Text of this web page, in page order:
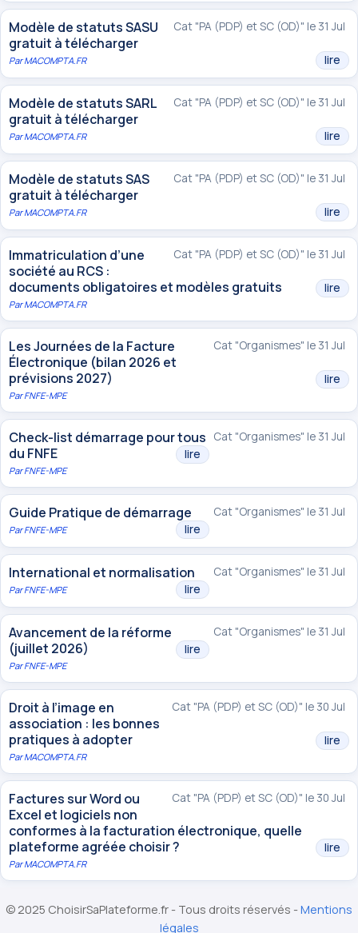
Cat "PA (PDP) et SC (OD)" le 31 Jul
Modèle de statuts SASU
gratuit à télécharger
lire
ParMACOMPTA.FR
Cat "PA (PDP) et SC (OD)" le 31 Jul
Modèle de statuts SARL
gratuit à télécharger
lire
ParMACOMPTA.FR
Cat "PA (PDP) et SC (OD)" le 31 Jul
Modèle de statuts SAS
gratuit à télécharger
lire
ParMACOMPTA.FR
Cat "PA (PDP) et SC (OD)" le 31 Jul
Immatriculation d’une
société au RCS :
documents obligatoires et modèles gratuits
lire
ParMACOMPTA.FR
Cat "Organismes" le 31 Jul
Les Journées de la Facture
Électronique (bilan 2026 et
prévisions 2027)
lire
ParFNFE-MPE
Cat "Organismes" le 31 Jul
Check-list démarrage pour tous
du FNFE
lire
ParFNFE-MPE
Cat "Organismes" le 31 Jul
Guide Pratique de démarrage
lire
ParFNFE-MPE
Cat "Organismes" le 31 Jul
International et normalisation
lire
ParFNFE-MPE
Cat "Organismes" le 31 Jul
Avancement de la réforme
(juillet 2026)
lire
ParFNFE-MPE
Cat "PA (PDP) et SC (OD)" le 30 Jul
Droit à l’image en
association : les bonnes
pratiques à adopter
lire
ParMACOMPTA.FR
Cat "PA (PDP) et SC (OD)" le 30 Jul
Factures sur Word ou
Excel et logiciels non
conformes à la facturation électronique, quelle
plateforme agréée choisir ?
lire
ParMACOMPTA.FR
© 2025 ChoisirSaPlateforme.fr - Tous droits réservés -Mentions
légales